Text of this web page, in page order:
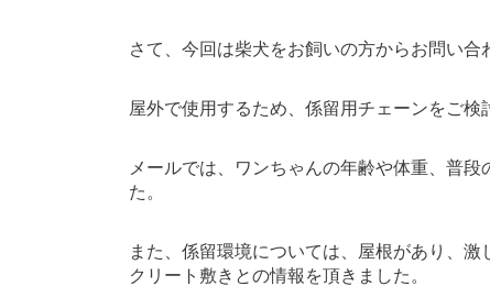
さて、今回は柴犬をお飼いの方からお問い合
屋外で使用するため、係留用チェーンをご検
メールでは、ワンちゃんの年齢や体重、普
た。
また、係留環境については、屋根があり、
クリート敷きとの情報を頂きました。